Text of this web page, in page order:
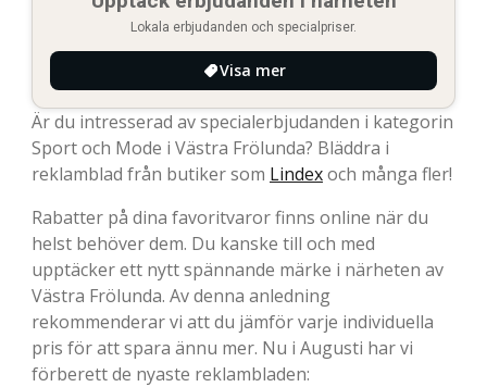
Lokala erbjudanden och specialpriser.
Visa mer
Är du intresserad av specialerbjudanden i kategorin
Sport och Mode i Västra Frölunda? Bläddra i
reklamblad från butiker som Lindexoch många fler!
Rabatter på dina favoritvaror finns online när du
helst behöver dem. Du kanske till och med
upptäcker ett nytt spännande märke i närheten av
Västra Frölunda. Av denna anledning
rekommenderar vi att du jämför varje individuella
pris för att spara ännu mer. Nu i Augusti har vi
förberett de nyaste reklambladen: